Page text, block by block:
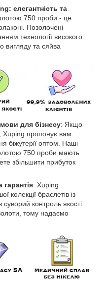
елегантність та
750 проби - це
Позолочені
технології високого
вигляду та сяйва
для бізнесу: Якщо
Xuping пропонує вам
біжутерії оптом. Наші
750 проби мають
збільшити прибуток
гарантія: Xuping
колекції браслетів із
контроль якості.
тому надаємо